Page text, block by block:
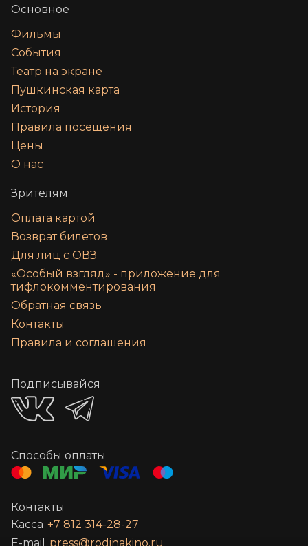
Основное
Фильмы
События
Театр на экране
Пушкинская карта
История
Правила посещения
Цены
О нас
Зрителям
Оплата картой
Возврат билетов
Для лиц с ОВЗ
«‎Особый взгляд» - приложение для
тифлокомментирования
Обратная связь
Контакты
Правила и соглашения
Подписывайся
Способы оплаты
Контакты
Касса +7 812 314-28-27
E-mail
press@rodinakino.ru